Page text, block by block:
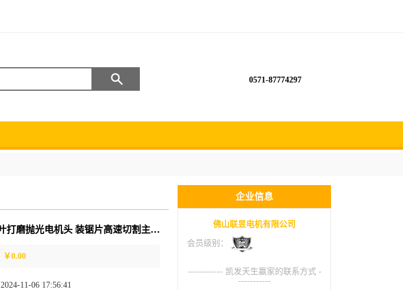
0571-87774297
夹砂轮盘百叶打磨抛光电机头 装锯片高速切割主轴 5.5千瓦9000转 lyr
￥0.00
2024-11-06 17:56:41
企业信息
佛山联昱电机有限公司
会员级别：
------------ 凯发天生赢家的联系方式 -
-----------